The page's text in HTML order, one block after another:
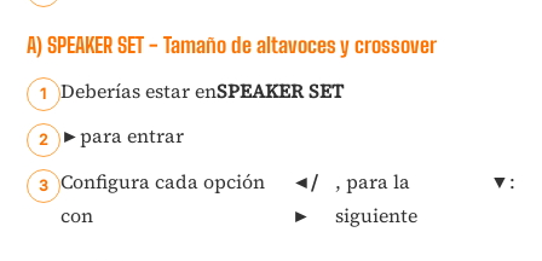
A) SPEAKER SET - Tamaño de altavoces y crossover
Deberías estar enSPEAKER SET
►para entrar
Configura cada opción
con
◄/
►
, para la
siguiente
▼: